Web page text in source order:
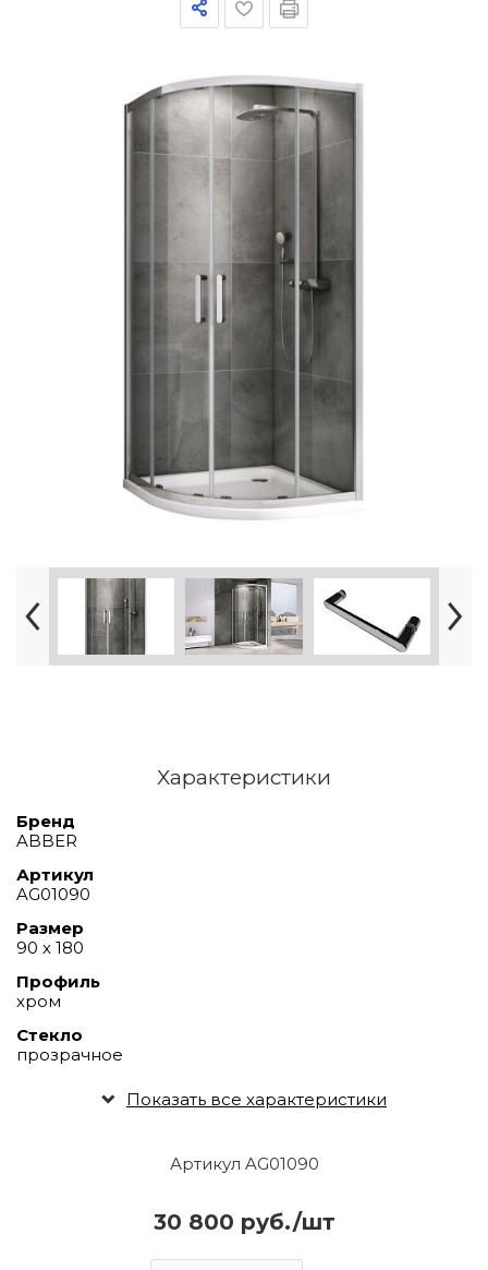
Артикул AG01090
30 800 руб./шт
Характеристики
Бренд
ABBER
Артикул
AG01090
Размер
90 х 180
Профиль
хром
Стекло
прозрачное
Показать все характеристики